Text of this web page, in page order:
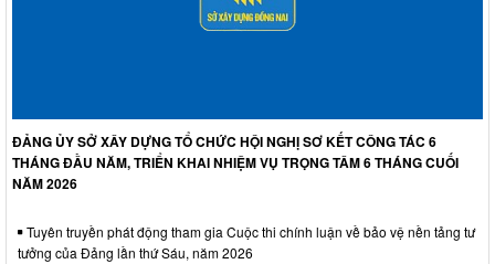
ĐẢNG ỦY SỞ XÂY DỰNG TỔ CHỨC HỘI NGHỊ SƠ KẾT CÔNG TÁC 6
THÁNG ĐẦU NĂM, TRIỂN KHAI NHIỆM VỤ TRỌNG TÂM 6 THÁNG CUỐI
NĂM 2026
Tuyên truyền phát động tham gia Cuộc thi chính luận về bảo vệ nền tảng tư
tưởng của Đảng lần thứ Sáu, năm 2026